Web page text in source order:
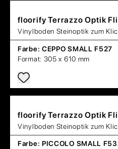
floorify Terrazzo Optik
Vinylboden Steinoptik zum
Farbe: CEPPO SMALL F527
Format: 305 x 610 mm
floorify Terrazzo Optik
Vinylboden Steinoptik zum
Farbe: PICCOLO SMALL